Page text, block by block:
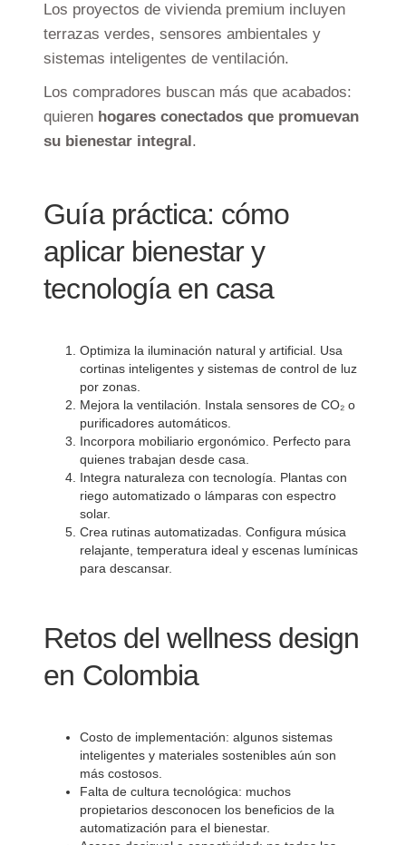
Los proyectos de vivienda premium incluyen
terrazas verdes, sensores ambientales y
sistemas inteligentes de ventilación.
Los compradores buscan más que acabados:
quieren hogares conectados que promuevan
su bienestar integral .
Guía práctica: cómo
aplicar bienestar y
tecnología en casa
Optimiza la iluminación natural y artificial. Usa
cortinas inteligentes y sistemas de control de luz
por zonas.
Mejora la ventilación. Instala sensores de CO₂ o
purificadores automáticos.
Incorpora mobiliario ergonómico. Perfecto para
quienes trabajan desde casa.
Integra naturaleza con tecnología. Plantas con
riego automatizado o lámparas con espectro
solar.
Crea rutinas automatizadas. Configura música
relajante, temperatura ideal y escenas lumínicas
para descansar.
Retos del wellness design
en Colombia
Costo de implementación: algunos sistemas
inteligentes y materiales sostenibles aún son
más costosos.
Falta de cultura tecnológica: muchos
propietarios desconocen los beneficios de la
automatización para el bienestar.